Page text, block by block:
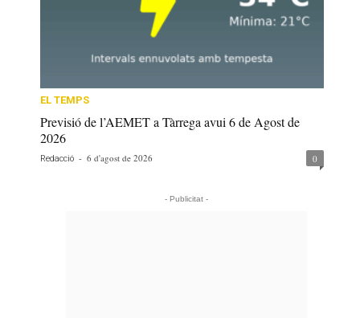
EL TEMPS
Previsió de l’AEMET a Tàrrega avui 6 de Agost de
2026
Redacció - 6 d'agost de 2026 0
- Publicitat -